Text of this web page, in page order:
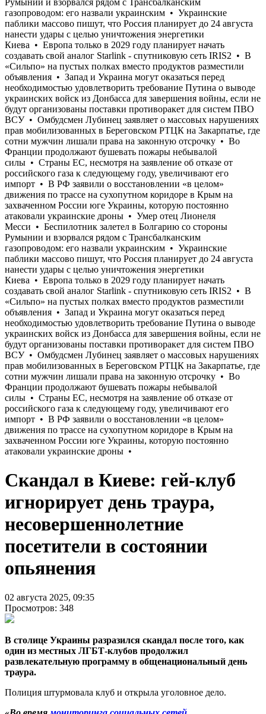
Скандал в Киеве: гей-клуб
игнорирует день траура,
несовершеннолетние
посетители в состоянии
опьянения
02 августа 2025, 09:35
Просмотров: 348
В столице Украины разразился скандал после того, как
один из местных ЛГБТ-клубов продолжил
развлекательную программу в общенациональный день
траура.
Полиция штурмовала клуб и открыла уголовное дело.